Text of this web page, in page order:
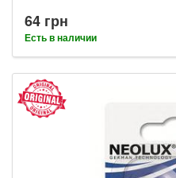
64 грн
Есть в наличии